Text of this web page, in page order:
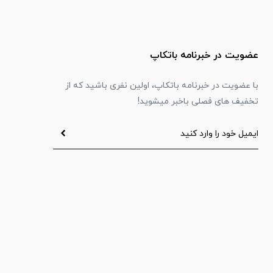
عضویت در خبرنامه باتکاپ
با عضویت در خبرنامه باتکاپ، اولین نفری باشید که از
تخفیف های فصلی باخبر میشوید!